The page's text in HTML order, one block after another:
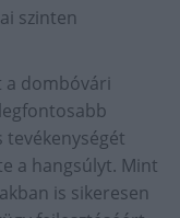
szinten
a dombóvári
tevékenységét
a hangsúlyt. Mint
is sikeresen